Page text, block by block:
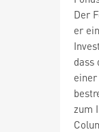
Der
er
dass
zum